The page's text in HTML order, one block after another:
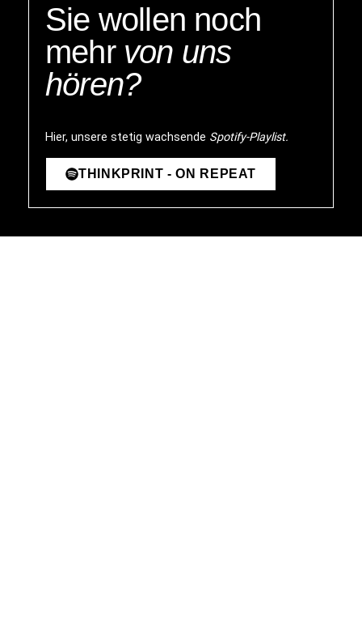
Sie wollen noch
mehr von uns
hören?
Hier, unsere stetig wachsende Spotify-Playlist.
THINKPRINT - ON REPEAT